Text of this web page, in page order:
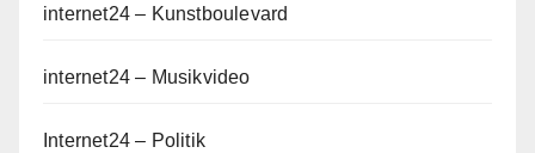
internet24 – Kunstboulevard
internet24 – Musikvideo
Internet24 – Politik